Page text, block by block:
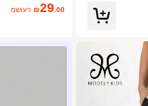
₪29.00 משוער